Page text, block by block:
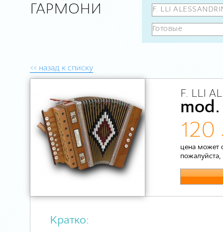
ГАРМОНИ
<< назад к списку
F. LLI
mod.
120
цена может
пожалуйста,
Кратко: